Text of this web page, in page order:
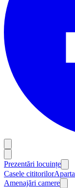
Prezentări locuințe
Casele cititorilor
Amenajări camere